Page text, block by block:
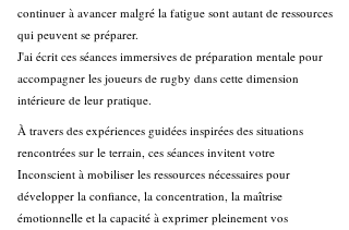
continuer à avancer malgré la fatigue sont autant de ressources
qui peuvent se préparer.
J'ai écrit ces séances immersives de préparation mentale pour
accompagner les joueurs de rugby dans cette dimension
intérieure de leur pratique.
À travers des expériences guidées inspirées des situations
rencontrées sur le terrain, ces séances invitent votre
Inconscient à mobiliser les ressources nécessaires pour
développer la confiance, la concentration, la maîtrise
émotionnelle et la capacité à exprimer pleinement vos